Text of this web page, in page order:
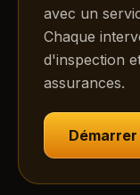
avec un
Chaque
d'inspection
assurances.